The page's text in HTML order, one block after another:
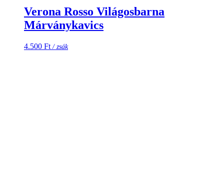
Verona Rosso Világosbarna
Márványkavics
4.500 Ft / zsák